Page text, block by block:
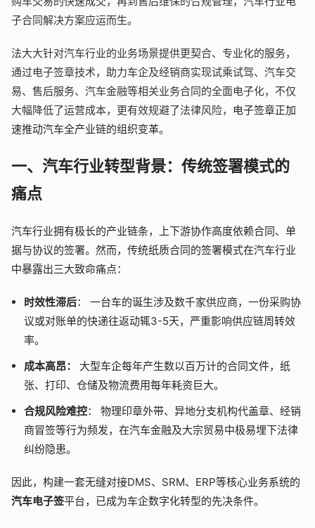
子合同解决方案应运而生。
法大大针对汽车行业的业务场景提供更契合、专业化的服务，
通过电子签章技术，助力车企及经销商实现试乘试驾、汽车交
易、售后服务、汽车金融等相关业务合同的全面电子化，不仅
大幅降低了运营成本，更有效规避了法律风险， 电子签章正加
速推动汽车全产业链的组织变革。
一、汽车行业转型背景：传统签署模式的
痛点
汽车行业拥有极长的产业链条，上下游协作高度依赖合同、单
据与协议的签署。然而，传统纸质合同的签署模式在汽车行业
中暴露出三大致命痛点：
时效性滞后： 一台车的诞生涉及数千家供应商，一份采购协
议或对账单的快递往返动辄3-5天，严重影响供应链周转效
率。
成本高昂：
大型车企每年产生数以百万计的合同文件，纸
张、打印、仓储及物流费用每年耗资巨大。
合规风险难控： 物理印章外带、异地分支机构代盖章、经销
商冒签等行为频发，在汽车金融及大宗贸易中极易埋下法律
纠纷隐患。
因此，构建一套无缝对接DMS、SRM、ERP等核心业务系统的
汽车电子签平台，已成为车企数字化转型的先决条件。